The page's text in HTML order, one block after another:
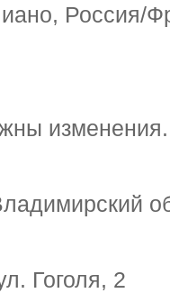
Россия/
изменения.
Гоголя, 2